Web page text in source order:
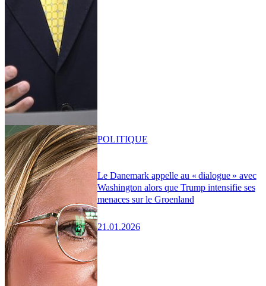
Le Danemark appelle au « dialogue » avec
Washington alors que Trump intensifie ses
menaces sur le Groenland
21.01.2026
POLITIQUE